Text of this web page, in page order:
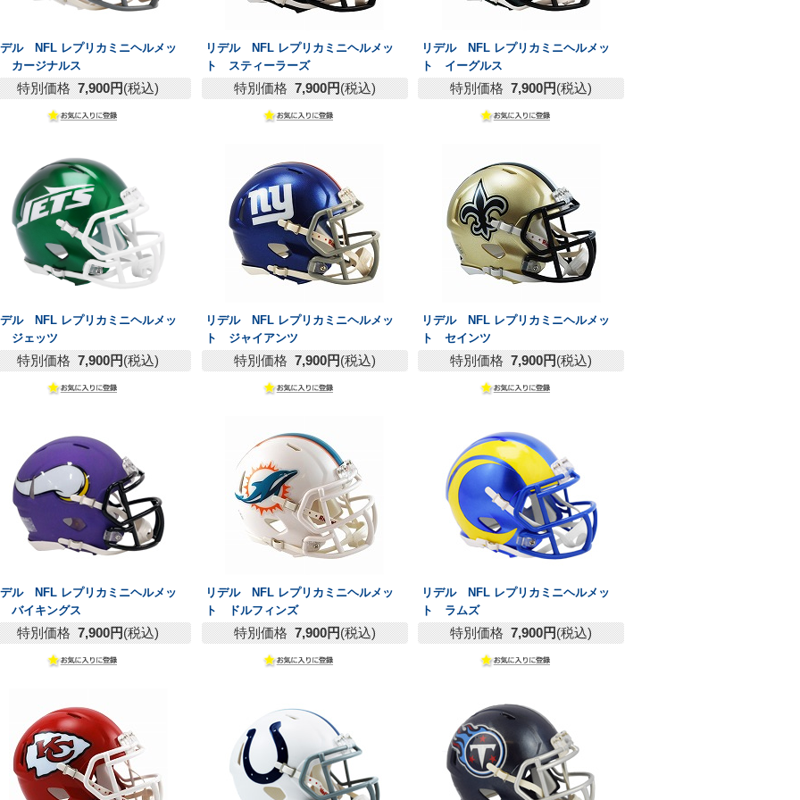
ル NFL レプリカミニヘルメッ
カージナルス
特別価格 7,900円(税込)
リデル NFL レプリカミニヘルメッ
ト スティーラーズ
特別価格 7,900円(税込)
リデル NFL レプリカミニヘルメッ
ト イーグルス
特別価格 7,900円(税込)
ル NFL レプリカミニヘルメッ
ジェッツ
特別価格 7,900円(税込)
リデル NFL レプリカミニヘルメッ
ト ジャイアンツ
特別価格 7,900円(税込)
リデル NFL レプリカミニヘルメッ
ト セインツ
特別価格 7,900円(税込)
ル NFL レプリカミニヘルメッ
バイキングス
特別価格 7,900円(税込)
リデル NFL レプリカミニヘルメッ
ト ドルフィンズ
特別価格 7,900円(税込)
リデル NFL レプリカミニヘルメッ
ト ラムズ
特別価格 7,900円(税込)